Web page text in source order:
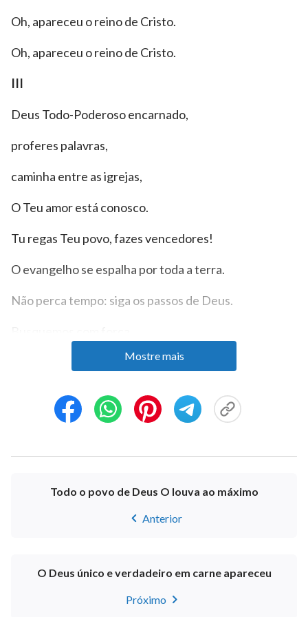
Oh, apareceu o reino de Cristo.
Oh, apareceu o reino de Cristo.
III
Deus Todo-Poderoso encarnado,
proferes palavras,
caminha entre as igrejas,
O Teu amor está conosco.
Tu regas Teu povo, fazes vencedores!
O evangelho se espalha por toda a terra.
Não perca tempo: siga os passos de Deus.
e não fiquemos pra trás.
Não perca tempo: siga os passos de Deus.
Todos louvam Teu santo e glorioso nome.
Ele soa de Leste a Oeste;
Tu és o Sol que brilha.
Ganhaste o reino e vieste à terra.
Oh, apareceu o reino de Cristo.
Mostre mais
Todo o povo de Deus O louva ao máximo
Anterior
O Deus único e verdadeiro em carne apareceu
Próximo